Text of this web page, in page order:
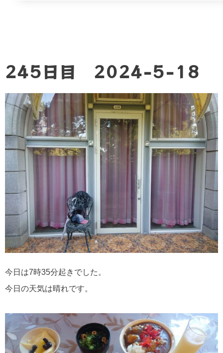
245日目 2024-5-18
今日は7時35分起きでした。
今日の天気は晴れです。